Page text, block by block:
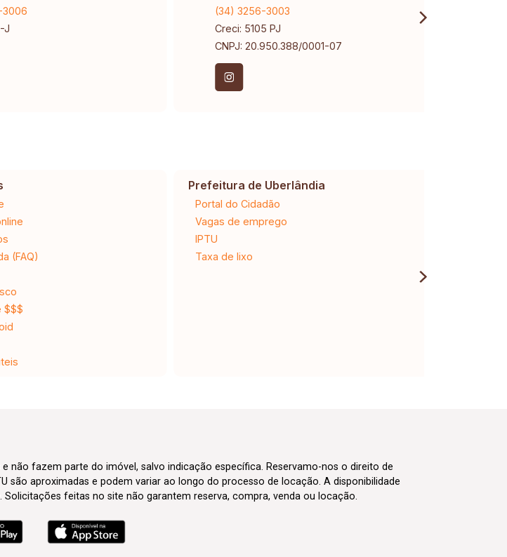
3006
J
(34) 3256-3003
Creci: 5105 PJ
CNPJ: 20.950.388/0001-07
(FAQ)
$$$
Prefeitura de Uberlândia
Portal do Cidadão
Vagas de emprego
IPTU
Taxa de lixo
não fazem parte do imóvel, salvo indicação específica. Reservamo-nos o direito de
são aproximadas e podem variar ao longo do processo de locação. A disponibilidade
feitas no site não garantem reserva, compra, venda ou locação.